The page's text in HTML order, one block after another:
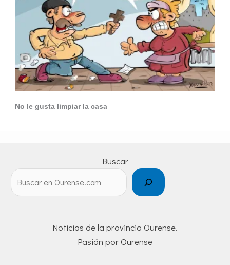
No le gusta limpiar la casa
Buscar
Noticias de la provincia Ourense.
Pasión por Ourense